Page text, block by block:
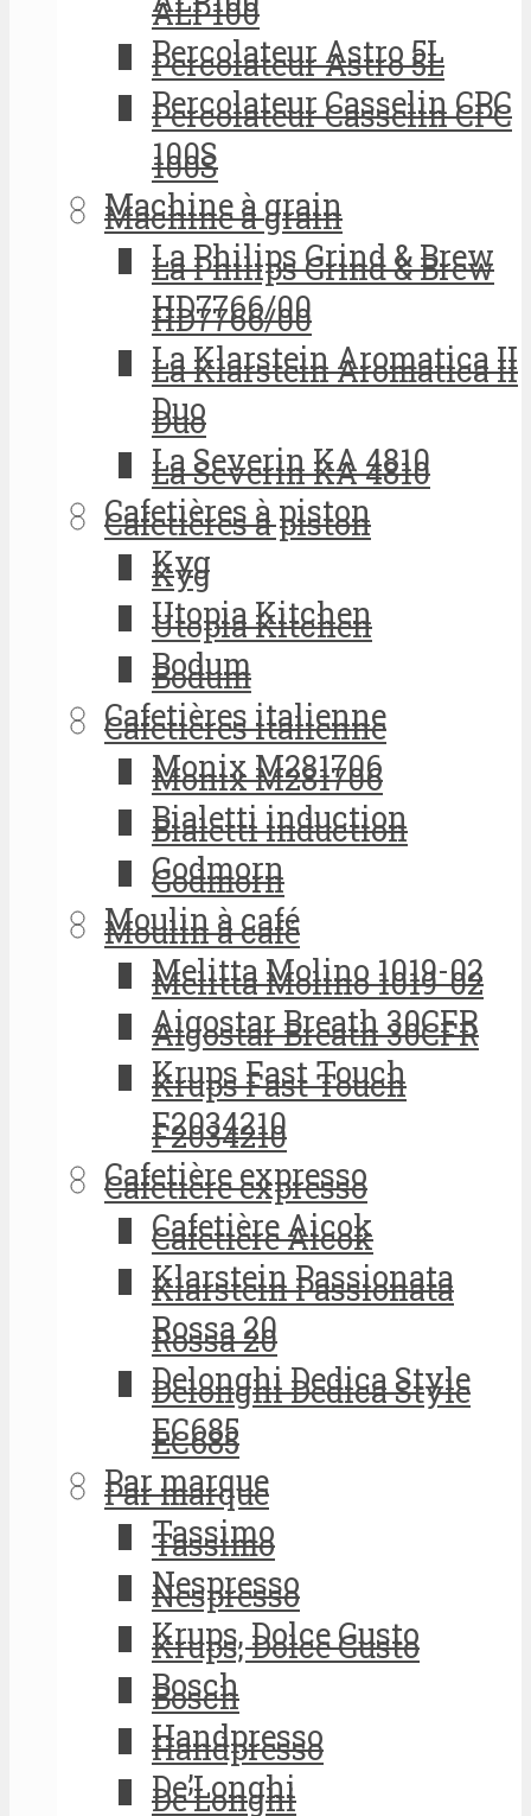
Percolateur Astro 5L
Percolateur Casselin CPC
100S
Machine à grain
La Philips Grind & Brew
HD7766/00
La Klarstein Aromatica II
Duo
La Severin KA 4810
Cafetières à piston
Kyg
Utopia Kitchen
Bodum
Cafetières italienne
Monix M281706
Bialetti induction
Godmorn
Moulin à café
Melitta Molino 1019-02
Aigostar Breath 30CFR
Krups Fast Touch
F2034210
Cafetière expresso
Cafetière Aicok
Klarstein Passionata
Rossa 20
Delonghi Dedica Style
EC685
Par marque
Tassimo
Nespresso
Krups, Dolce Gusto
Bosch
Handpresso
De’Longhi
ALP100
Percolateur Astro 5L
Percolateur Casselin CPC
100S
Machine à grain
La Philips Grind & Brew
HD7766/00
La Klarstein Aromatica II
Duo
La Severin KA 4810
Cafetières à piston
Kyg
Utopia Kitchen
Bodum
Cafetières italienne
Monix M281706
Bialetti induction
Godmorn
Moulin à café
Melitta Molino 1019-02
Aigostar Breath 30CFR
Krups Fast Touch
F2034210
Cafetière expresso
Cafetière Aicok
Klarstein Passionata
Rossa 20
Delonghi Dedica Style
EC685
Par marque
Tassimo
Nespresso
Krups, Dolce Gusto
Bosch
Handpresso
De’Longhi